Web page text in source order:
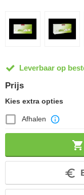
Leverbaar op
Prijs
Kies extra opties
Afhalen